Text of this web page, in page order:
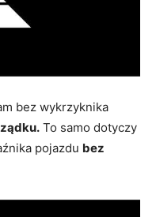
bez wykrzyknika
To samo dotyczy
pojazdu bez